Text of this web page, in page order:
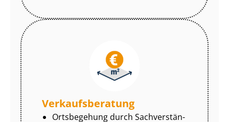
Ver­kaufs­be­ra­tung
Ortsbegehung durch Sach­ver­stän­